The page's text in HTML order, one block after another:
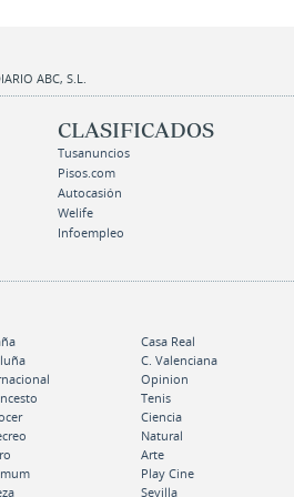
ABC, S.L.
CLASIFICADOS
Tusanuncios
Pisos.com
Autocasión
Welife
Infoempleo
Casa Real
C. Valenciana
Opinion
Tenis
Ciencia
Natural
Arte
Play Cine
Sevilla